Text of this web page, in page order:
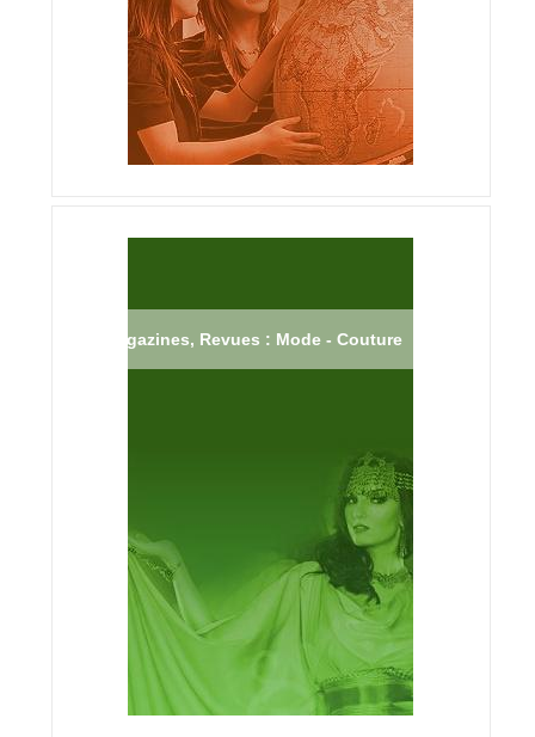
Magazines, Revues : Mode - Couture